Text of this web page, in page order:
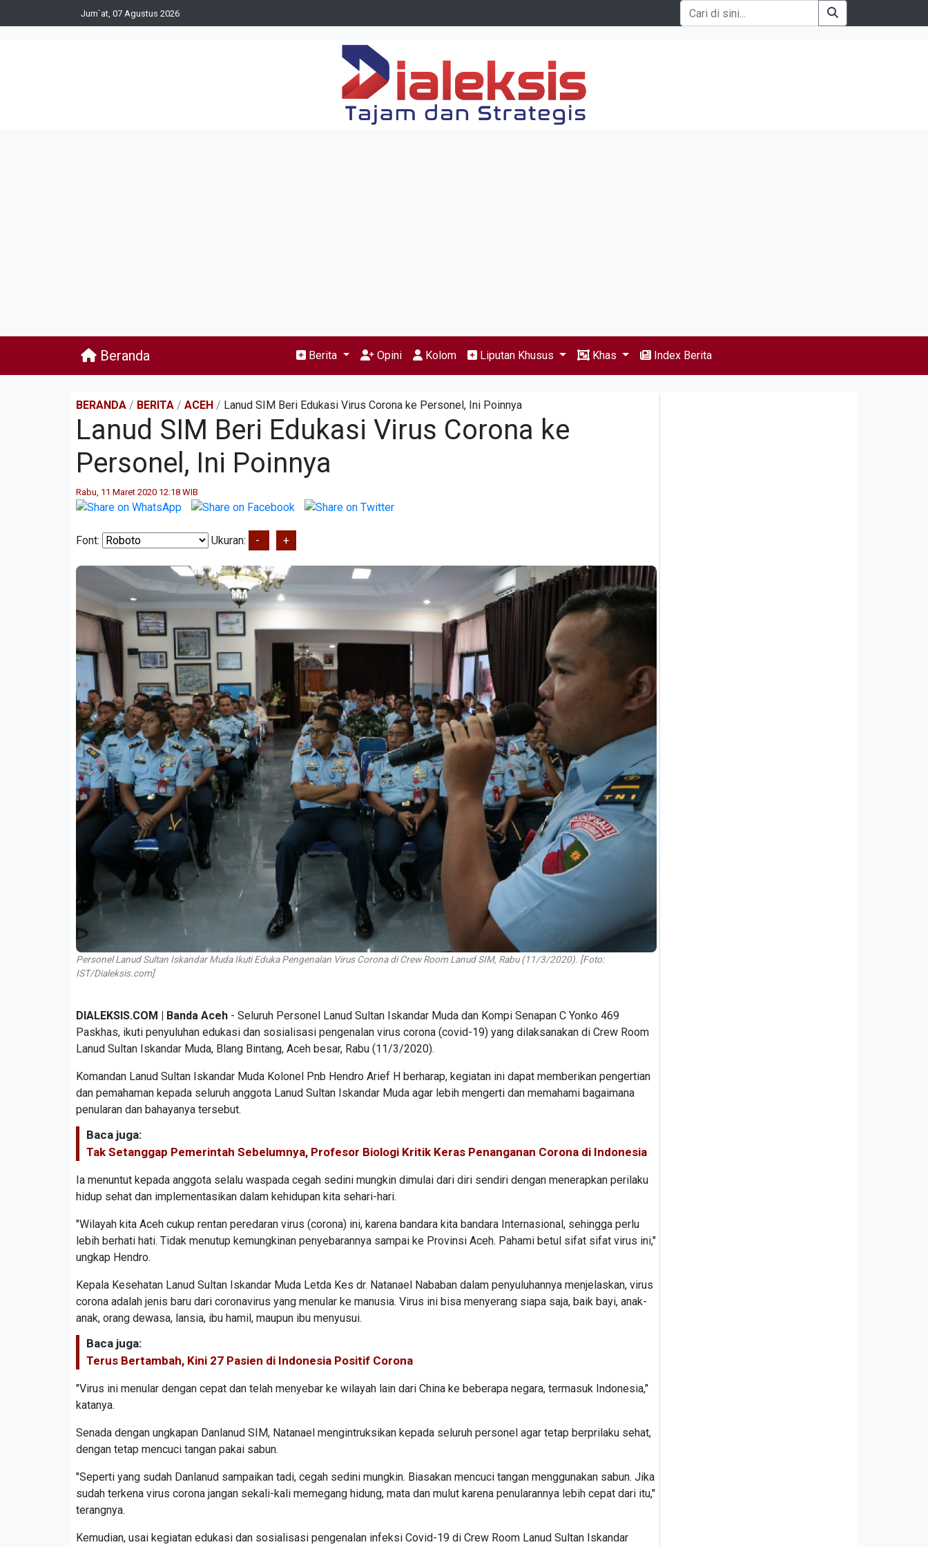
Jum`at, 07 Agustus 2026
Beranda Berita Opini Kolom Liputan Khusus Khas Index Berita
BERANDA / BERITA / ACEH / Lanud SIM Beri Edukasi Virus Corona ke Personel, Ini Poinnya
Lanud SIM Beri Edukasi Virus Corona ke
Personel, Ini Poinnya
Rabu, 11 Maret 2020 12:18 WIB
Font: Ukuran: - +
Personel Lanud Sultan Iskandar Muda Ikuti Eduka Pengenalan Virus Corona di Crew Room Lanud SIM, Rabu (11/3/2020). [Foto:
IST/Dialeksis.com]
DIALEKSIS.COM | Banda Aceh - Seluruh Personel Lanud Sultan Iskandar Muda dan Kompi Senapan C Yonko 469
Paskhas, ikuti penyuluhan edukasi dan sosialisasi pengenalan virus corona (covid-19) yang dilaksanakan di Crew Room
Lanud Sultan Iskandar Muda, Blang Bintang, Aceh besar, Rabu (11/3/2020).
Komandan Lanud Sultan Iskandar Muda Kolonel Pnb Hendro Arief H berharap, kegiatan ini dapat memberikan pengertian
dan pemahaman kepada seluruh anggota Lanud Sultan Iskandar Muda agar lebih mengerti dan memahami bagaimana
penularan dan bahayanya tersebut.
Baca juga:
Tak Setanggap Pemerintah Sebelumnya, Profesor Biologi Kritik Keras Penanganan Corona di Indonesia
Ia menuntut kepada anggota selalu waspada cegah sedini mungkin dimulai dari diri sendiri dengan menerapkan perilaku
hidup sehat dan implementasikan dalam kehidupan kita sehari-hari.
"Wilayah kita Aceh cukup rentan peredaran virus (corona) ini, karena bandara kita bandara Internasional, sehingga perlu
lebih berhati hati. Tidak menutup kemungkinan penyebarannya sampai ke Provinsi Aceh. Pahami betul sifat sifat virus ini,"
ungkap Hendro.
Kepala Kesehatan Lanud Sultan Iskandar Muda Letda Kes dr. Natanael Nababan dalam penyuluhannya menjelaskan, virus
corona adalah jenis baru dari coronavirus yang menular ke manusia. Virus ini bisa menyerang siapa saja, baik bayi, anak-
anak, orang dewasa, lansia, ibu hamil, maupun ibu menyusui.
Baca juga:
Terus Bertambah, Kini 27 Pasien di Indonesia Positif Corona
"Virus ini menular dengan cepat dan telah menyebar ke wilayah lain dari China ke beberapa negara, termasuk Indonesia,"
katanya.
Senada dengan ungkapan Danlanud SIM, Natanael mengintruksikan kepada seluruh personel agar tetap berprilaku sehat,
dengan tetap mencuci tangan pakai sabun.
"Seperti yang sudah Danlanud sampaikan tadi, cegah sedini mungkin. Biasakan mencuci tangan menggunakan sabun. Jika
sudah terkena virus corona jangan sekali-kali memegang hidung, mata dan mulut karena penularannya lebih cepat dari itu,"
terangnya.
Kemudian, usai kegiatan edukasi dan sosialisasi pengenalan infeksi Covid-19 di Crew Room Lanud Sultan Iskandar